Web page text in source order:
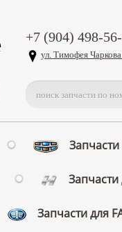
+7 (904) 498-
ул. Тимофея
Запчасти для